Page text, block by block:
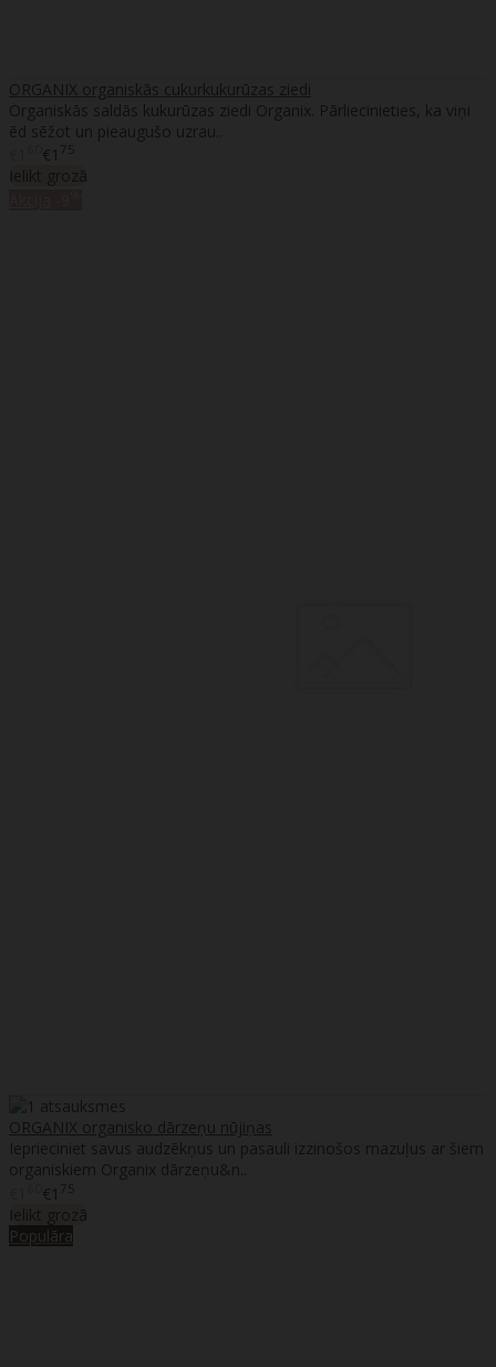
ORGANIX organiskās cukurkukurūzas ziedi
Organiskās saldās kukurūzas ziedi Organix. Pārliecinieties, ka viņi
ēd sēžot un pieaugušo uzrau..
€1 75
Ielikt grozā
ORGANIX organisko dārzeņu nūjiņas
Ieprieciniet savus audzēkņus un pasauli izzinošos mazuļus ar šiem
organiskiem Organix dārzeņu&n..
€1 75
Ielikt grozā
Populāra